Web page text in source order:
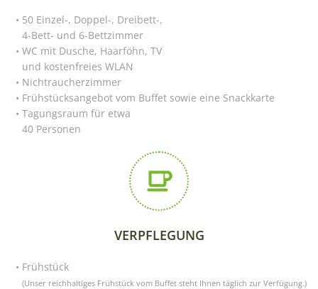
50 Einzel-, Doppel-, Dreibett-,
4-Bett- und 6-Bettzimmer
WC mit Dusche, Haarföhn, TV
und kostenfreies WLAN
Nichtraucherzimmer
Frühstücksangebot vom Buffet sowie eine Snackkarte
Tagungsraum für etwa
40 Personen
VERPFLEGUNG
Frühstück
(Unser reichhaltiges Frühstück vom Buffet steht Ihnen täglich zur Verfügung.)